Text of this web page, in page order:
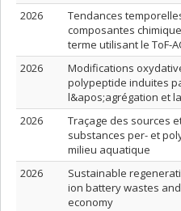
2026
Tendances
composantes
terme utilisant le ToF-
2026
Modifications
polypeptide induites
l&apos;agrégation et
2026
Traçage des sources
substances per- et
milieu aquatique
2026
Sustainable
ion battery wastes
economy